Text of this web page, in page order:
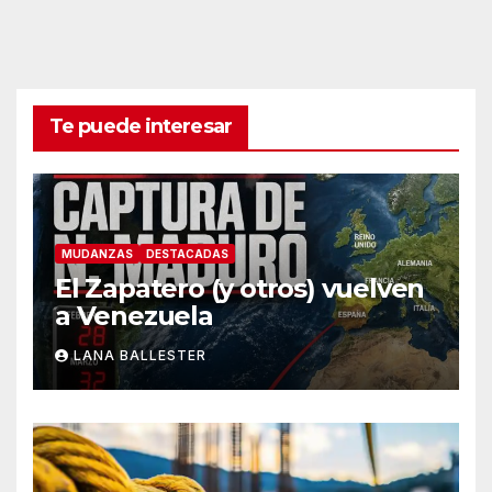
Te puede interesar
MUDANZAS DESTACADAS
El Zapatero (y otros) vuelven
a Venezuela
LANA BALLESTER